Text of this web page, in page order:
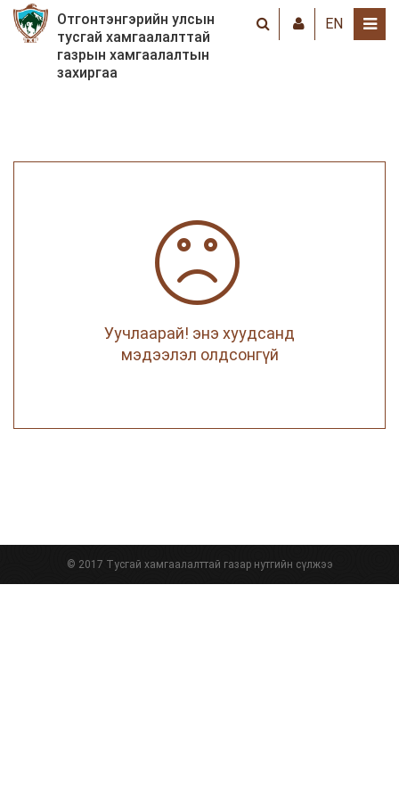
Отгонтэнгэрийн улсын
тусгай хамгаалалттай
газрын хамгаалалтын
захиргаа
EN
Уучлаарай! энэ хуудсанд
мэдээлэл олдсонгүй
© 2017 Тусгай хамгаалалттай газар нутгийн сүлжээ